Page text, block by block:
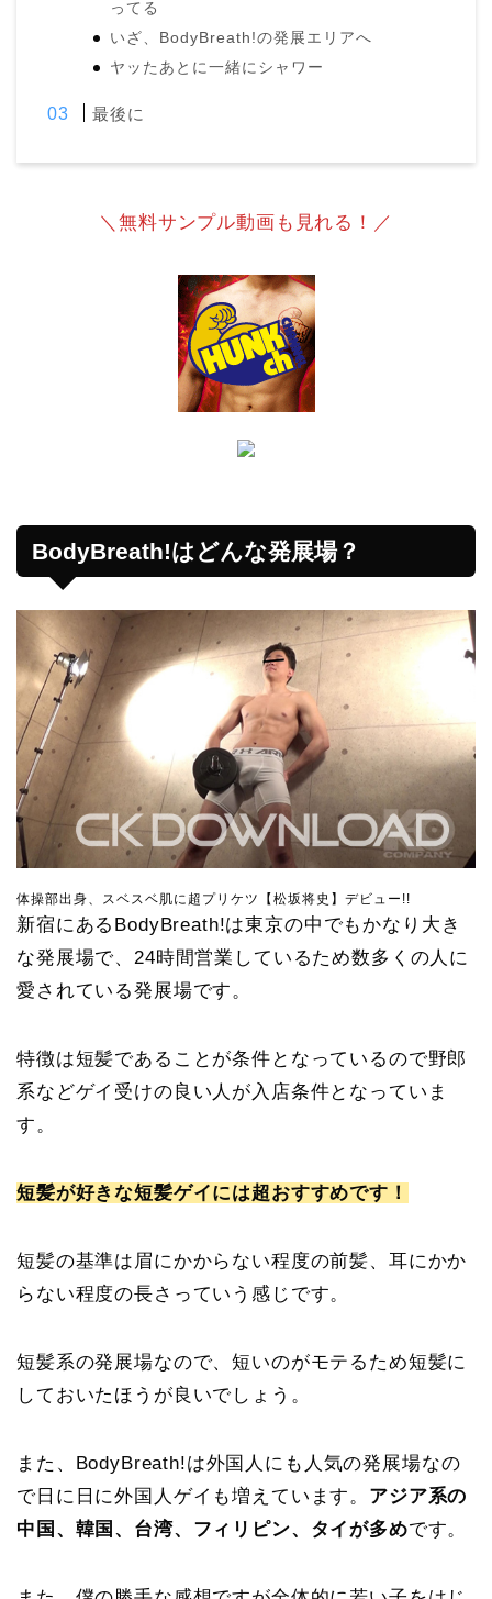
ってる
いざ、BodyBreath!の発展エリアへ
ヤッたあとに一緒にシャワー
最後に
＼無料サンプル動画も見れる！／
BodyBreath!はどんな発展場？
体操部出身、スベスベ肌に超プリケツ【松坂将史】デビュー!!
新宿にあるBodyBreath!は東京の中でもかなり大き
な発展場で、24時間営業しているため数多くの人に
愛されている発展場です。
特徴は短髪であることが条件となっているので野郎
系などゲイ受けの良い人が入店条件となっていま
す。
短髪が好きな短髪ゲイには超おすすめです！
短髪の基準は眉にかからない程度の前髪、耳にかか
らない程度の長さっていう感じです。
短髪系の発展場なので、短いのがモテるため短髪に
しておいたほうが良いでしょう。
また、BodyBreath!は外国人にも人気の発展場なの
で日に日に外国人ゲイも増えています。 アジア系の
中国、韓国、台湾、フィリピン、タイが多めです。